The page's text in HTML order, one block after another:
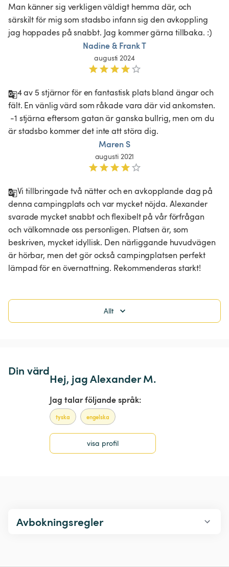
Man känner sig verkligen väldigt hemma där, och
särskilt för mig som stadsbo infann sig den avkoppling
jag hoppades på snabbt. Jag kommer gärna tillbaka. :)
Nadine & Frank T
augusti 2024
4 av 5 stjärnor för en fantastisk plats bland ängar och
fält. En vänlig värd som råkade vara där vid ankomsten.
är stadsbo kommer det inte att störa dig.
Maren S
augusti 2021
Vi tillbringade två nätter och en avkopplande dag på
denna campingplats och var mycket nöjda. Alexander
svarade mycket snabbt och flexibelt på vår förfrågan
och välkomnade oss personligen. Platsen är, som
beskriven, mycket idyllisk. Den närliggande huvudvägen
är hörbar, men det gör också campingplatsen perfekt
lämpad för en övernattning. Rekommenderas starkt!
Allt
Din värd
Hej, jag Alexander M.
Jag talar följande språk:
tyska engelska
visa profil
Avbokningsregler